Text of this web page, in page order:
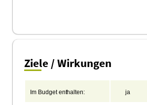
Ziele / Wirkungen
Im Budget enthalten: ja